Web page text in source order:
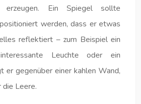
Ein Spiegel sollte
werden, dass er etwas
reflektiert – zum Beispiel ein
Leuchte oder ein
er gegenüber einer kahlen Wand,
Leere.